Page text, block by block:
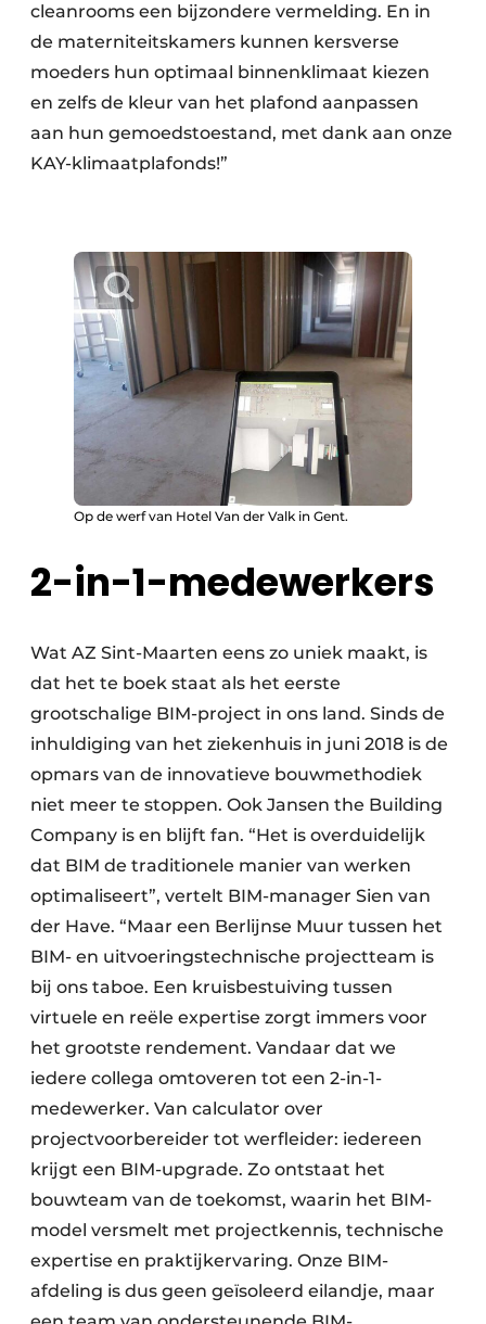
cleanrooms een bijzondere vermelding. En in
de materniteitskamers kunnen kersverse
moeders hun optimaal binnenklimaat kiezen
en zelfs de kleur van het plafond aanpassen
aan hun gemoedstoestand, met dank aan onze
KAY-klimaatplafonds!”
Op de werf van Hotel Van der Valk in Gent.
2-in-1-medewerkers
Wat AZ Sint-Maarten eens zo uniek maakt, is
dat het te boek staat als het eerste
grootschalige BIM-project in ons land. Sinds de
inhuldiging van het ziekenhuis in juni 2018 is de
opmars van de innovatieve bouwmethodiek
niet meer te stoppen. Ook Jansen the Building
Company is en blijft fan. “Het is overduidelijk
dat BIM de traditionele manier van werken
optimaliseert”, vertelt BIM-manager Sien van
der Have. “Maar een Berlijnse Muur tussen het
BIM- en uitvoeringstechnische projectteam is
bij ons taboe. Een kruisbestuiving tussen
virtuele en reële expertise zorgt immers voor
het grootste rendement. Vandaar dat we
iedere collega omtoveren tot een 2-in-1-
medewerker. Van calculator over
projectvoorbereider tot werfleider: iedereen
krijgt een BIM-upgrade. Zo ontstaat het
bouwteam van de toekomst, waarin het BIM-
model versmelt met projectkennis, technische
expertise en praktijkervaring. Onze BIM-
afdeling is dus geen geïsoleerd eilandje, maar